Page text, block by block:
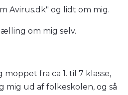
Avirus.dk" og lidt om mig.
om mig selv.
fra ca 1. til 7 klasse,
ud af folkeskolen, og så